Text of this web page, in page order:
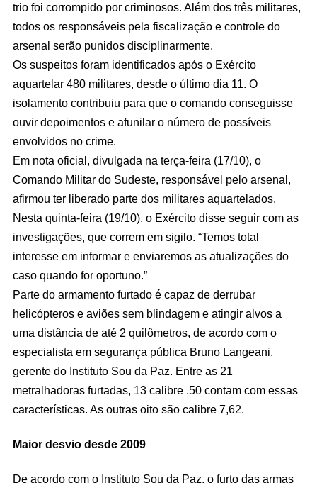
trio foi corrompido por criminosos. Além dos três militares,
todos os responsáveis pela fiscalização e controle do
arsenal serão punidos disciplinarmente.
Os suspeitos foram identificados após o Exército
aquartelar 480 militares, desde o último dia 11. O
isolamento contribuiu para que o comando conseguisse
ouvir depoimentos e afunilar o número de possíveis
envolvidos no crime.
Em nota oficial, divulgada na terça-feira (17/10), o
Comando Militar do Sudeste, responsável pelo arsenal,
afirmou ter liberado parte dos militares aquartelados.
Nesta quinta-feira (19/10), o Exército disse seguir com as
investigações, que correm em sigilo. “Temos total
interesse em informar e enviaremos as atualizações do
caso quando for oportuno.”
Parte do armamento furtado é capaz de derrubar
helicópteros e aviões sem blindagem e atingir alvos a
uma distância de até 2 quilômetros, de acordo com o
especialista em segurança pública Bruno Langeani,
gerente do Instituto Sou da Paz. Entre as 21
metralhadoras furtadas, 13 calibre .50 contam com essas
características. As outras oito são calibre 7,62.
Maior desvio desde 2009
De acordo com o Instituto Sou da Paz, o furto das armas